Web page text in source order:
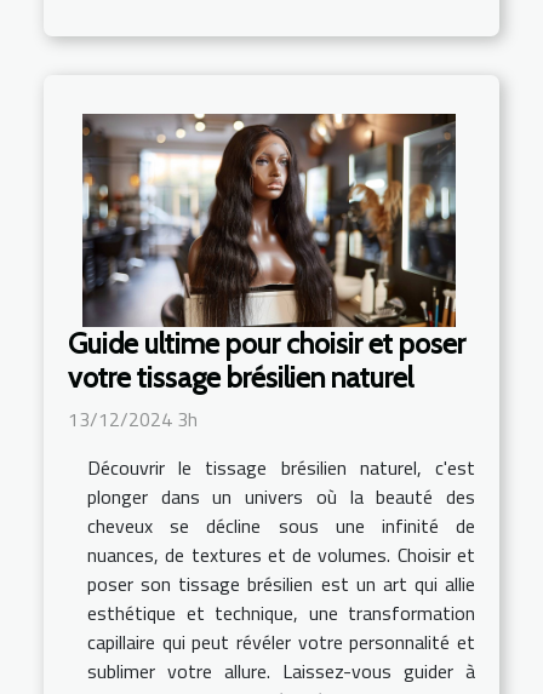
Guide ultime pour choisir et poser
votre tissage brésilien naturel
13/12/2024 3h
Découvrir le tissage brésilien naturel, c'est
plonger dans un univers où la beauté des
cheveux se décline sous une infinité de
nuances, de textures et de volumes. Choisir et
poser son tissage brésilien est un art qui allie
esthétique et technique, une transformation
capillaire qui peut révéler votre personnalité et
sublimer votre allure. Laissez-vous guider à